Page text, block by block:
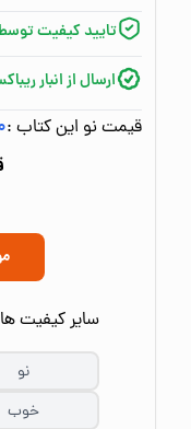
تایید کیفیت
ارسال از انبار
قیمت نو این کتاب :
سایر کیفیت
نو
خوب